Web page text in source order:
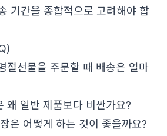
기간을 종합적으로 고려해야 합
절선물을 주문할 때 배송은 얼마
왜 일반 제품보다 비싼가요?
은 어떻게 하는 것이 좋을까요?